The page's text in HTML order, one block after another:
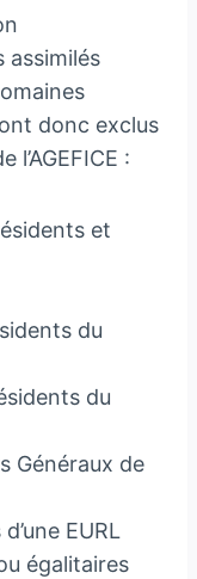
assimilés
donc exclus
:
et
du
du
Généraux de
EURL
égalitaires